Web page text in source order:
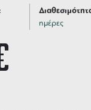
ημέρες